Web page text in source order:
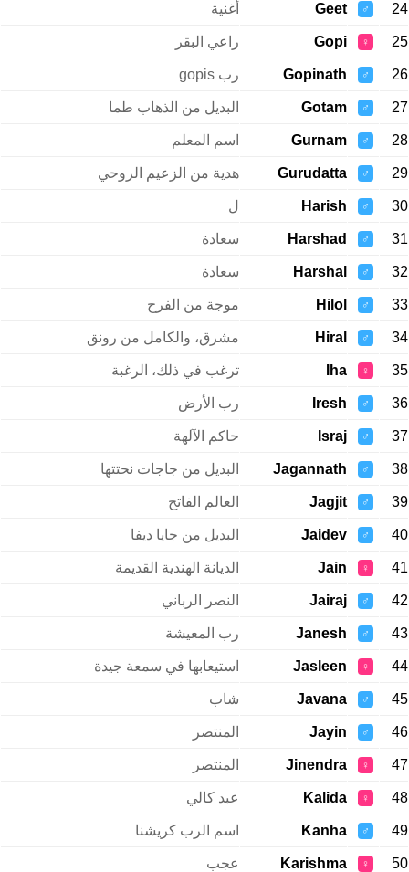
24
♂
Geet أغنية
25
♀
Gopi راعي البقر
26
♂
Gopinath رب gopis
27
♂
Gotam البديل من الذهاب طما
28
♂
Gurnam اسم المعلم
29
♂
Gurudatta هدية من الزعيم الروحي
30
♂
Harish ل
31
♂
Harshad سعادة
32
♂
Harshal سعادة
33
♂
Hilol موجة من الفرح
34
♂
Hiral مشرق، والكامل من رونق
35
♀
Iha ترغب في ذلك، الرغبة
36
♂
Iresh رب الأرض
37
♂
Israj حاكم الآلهة
38
♂
Jagannath البديل من جاجات نحتتها
39
♂
Jagjit العالم الفاتح
40
♂
Jaidev البديل من جايا ديفا
41
♀
Jain الديانة الهندية القديمة
42
♂
Jairaj النصر الرباني
43
♂
Janesh رب المعيشة
44
♀
Jasleen استيعابها في سمعة جيدة
45
♂
Javana شاب
46
♂
Jayin المنتصر
47
♀
Jinendra المنتصر
48
♀
Kalida عبد كالي
49
♂
Kanha اسم الرب كريشنا
50
♀
Karishma عجب